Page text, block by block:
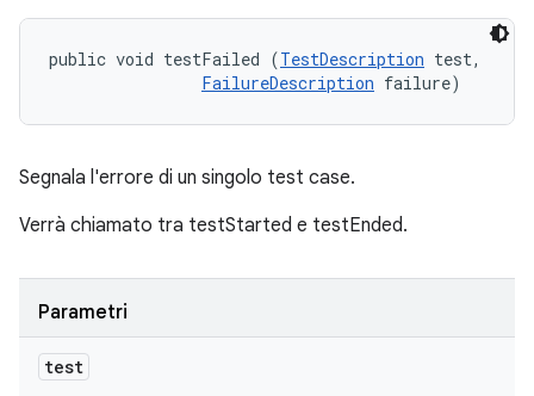
public void testFailed (TestDescription test,
FailureDescription failure)
Segnala l'errore di un singolo test case.
Verrà chiamato tra testStarted e testEnded.
Parametri
test